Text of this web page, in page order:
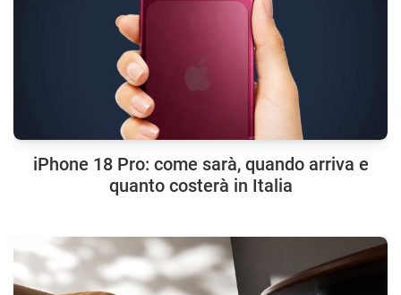
iPhone 18 Pro: come sarà, quando arriva e
quanto costerà in Italia